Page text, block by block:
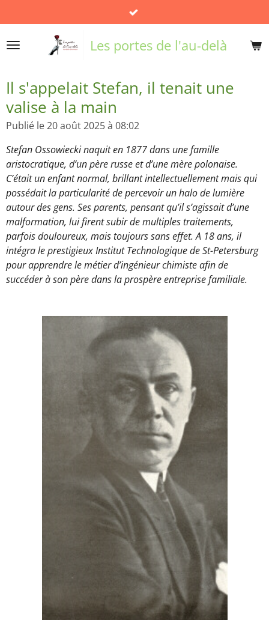
au
contenu
Les portes de l'au-delà
Il s'appelait Stefan, il tenait une
valise à la main
Publié le 20 août 2025 à 08:02
Stefan Ossowiecki naquit en 1877 dans une famille
aristocratique, d’un père russe et d’une mère polonaise.
C’était un enfant normal, brillant intellectuellement mais qui
possédait la particularité de percevoir un halo de lumière
autour des gens. Ses parents, pensant qu’il s’agissait d’une
malformation, lui firent subir de multiples traitements,
parfois douloureux, mais toujours sans effet. A 18 ans, il
intégra le prestigieux Institut Technologique de St-Petersburg
pour apprendre le métier d’ingénieur chimiste afin de
succéder à son père dans la prospère entreprise familiale.